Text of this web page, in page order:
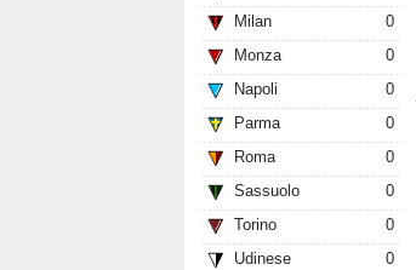
Milan
0
Monza
0
Napoli
0
Parma
0
Roma
0
Sassuolo
0
Torino
0
Udinese
0